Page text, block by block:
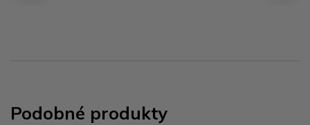
Podobné produkty